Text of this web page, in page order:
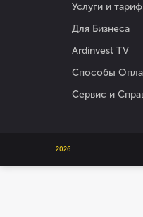
Услуги и
Для Бизнеса
Ardinvest TV
Способы
Сервис и
2026